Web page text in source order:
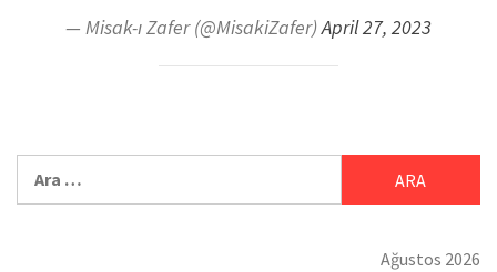
— Misak-ı Zafer (@MisakiZafer)April 27, 2023
Ağustos 2026